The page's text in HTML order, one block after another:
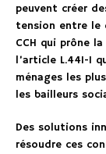
peuvent créer
tension entre le
CCH qui prône
l’article L.441-1
ménages les
les bailleurs
Des solutions
résoudre ces